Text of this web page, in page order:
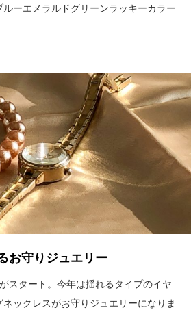
ーエメラルドグリーンラッキーカラー
お守りジュエリー
スタート。今年は揺れるタイプのイヤ
ックレスがお守りジュエリーになりま